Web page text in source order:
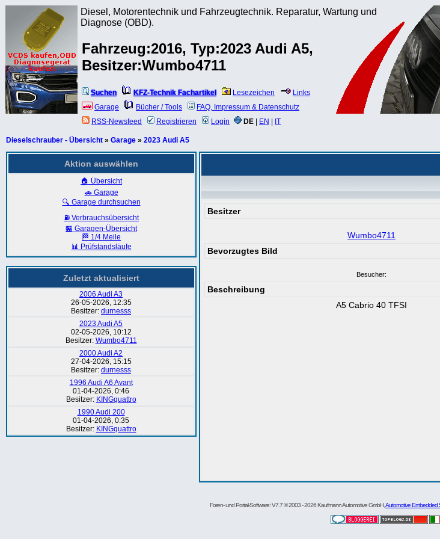
Diesel, Motorentechnik und Fahrzeugtechnik. Reparatur, Wartung und
Diagnose (OBD).
Fahrzeug:2016, Typ:2023 Audi A5,
Besitzer:Wumbo4711
Suchen KFZ-Technik Fachartikel Lesezeichen
Links
Garage
Bücher / Tools
FAQ, Impressum & Datenschutz
RSS-Newsfeed
Registrieren Login DE EN IT
Dieselschrauber - Übersicht » Garage » 2023 Audi A5
Aktion auswählen
🏠 Übersicht
🚗 Garage
🔍 Garage durchsuchen
⛽ Verbrauchsübersicht
🏪 Garagen-Übersicht
🏁 1/4 Meile
📊 Prüfstandsläufe
Zuletzt aktualisiert
2006 Audi A3
26-05-2026, 12:35
Besitzer: durnesss
2023 Audi A5
02-05-2026, 10:12
Besitzer: Wumbo4711
2000 Audi A2
27-04-2026, 15:15
Besitzer: durnesss
1996 Audi A6 Avant
01-04-2026, 0:46
Besitzer: KINGquattro
1990 Audi 200
01-04-2026, 0:35
Besitzer: KINGquattro
Besitzer
Wumbo4711
Bevorzugtes Bild
Besucher:
Beschreibung
A5 Cabrio 40 TFSI
Foren- und Portal-Software: V7.7 © 2003 - 2026 Kaufmann Automotive GmbH,Automotive Embedded